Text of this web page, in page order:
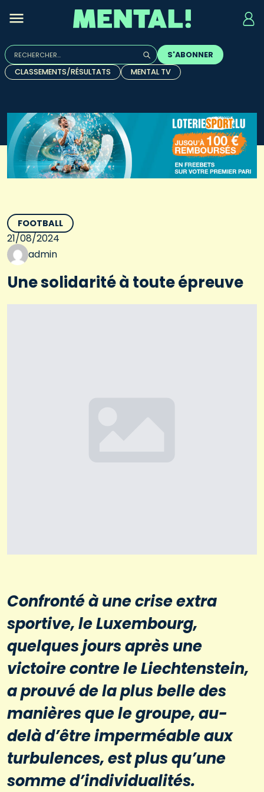
Rechercher :
Quand les résultats de l'auto-complétion sont
S'ABONNER
CLASSEMENTS/RÉSULTATS
MENTAL TV
FOOTBALL
21/08/2024
admin
Une solidarité à toute épreuve
Confronté à une crise extra
sportive, le Luxembourg,
quelques jours après une
victoire contre le Liechtenstein,
a prouvé de la plus belle des
manières que le groupe, au-
delà d’être imperméable aux
turbulences, est plus qu’une
somme d’individualités.